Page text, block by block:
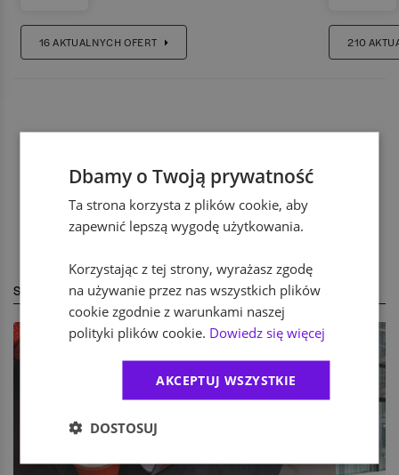
16AKTUALNYCH OFERT 210
STREFA EKSPERTA
Dbamy o Twoją prywatność
Ta strona korzysta z plików cookie, aby
zapewnić lepszą wygodę użytkowania.
Korzystając z tej strony, wyrażasz zgodę
na używanie przez nas wszystkich plików
cookie zgodnie z warunkami naszej
polityki plików cookie. Dowiedz się więcej
AKCEPTUJ WSZYSTKIE
DOSTOSUJ